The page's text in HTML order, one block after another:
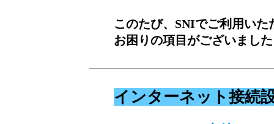
このたび、SNIでご利用い
お困りの項目がございまし
インターネット接続